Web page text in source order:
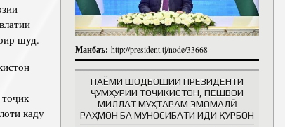
шуд.
каду
Манбаъ: http://president.tj/node/33668
ПАЁМИ ШОДБОШИИ ПРЕЗИДЕНТИ
ҶУМҲУРИИ ТОҶИКИСТОН, ПЕШВОИ
МИЛЛАТ МУҲТАРАМ ЭМОМАЛӢ
РАҲМОН БА МУНОСИБАТИ ИДИ ҚУРБОН